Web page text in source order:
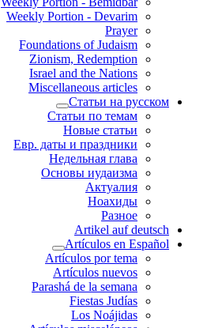
Weekly Portion - Devarim
Prayer
Foundations of Judaism
Zionism, Redemption
Israel and the Nations
Miscellaneous articles
Статьи на русском
Статьи по темам
Новые статьи
Евр. даты и праздники
Недельная глава
Основы иудаизма
Актуалия
Ноахиды
Разное
Artikel auf deutsch
Artículos en Español
Artículos por tema
Artículos nuevos
Parashá de la semana
Fiestas Judías
Los Noájidas